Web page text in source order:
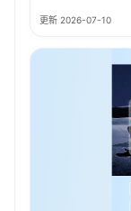
更新 2026-07-10